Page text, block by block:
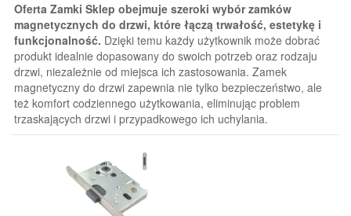
Oferta Zamki Sklep obejmuje szeroki wybór zamków
magnetycznych do drzwi, które łączą trwałość, estetykę i
funkcjonalność. Dzięki temu każdy użytkownik może dobrać
produkt idealnie dopasowany do swoich potrzeb oraz rodzaju
drzwi, niezależnie od miejsca ich zastosowania. Zamek
magnetyczny do drzwi zapewnia nie tylko bezpieczeństwo, ale
też komfort codziennego użytkowania, eliminując problem
trzaskających drzwi i przypadkowego ich uchylania.